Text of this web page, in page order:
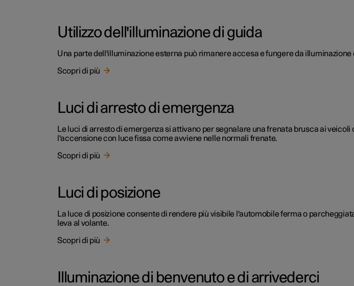
Utilizzo dell'illuminazione di guida
Una parte dell'illuminazione esterna può rimanere accesa e fungere da
Scopri di più
Luci di arresto di emergenza
Le luci di arresto di emergenza si attivano per segnalare una frenata brusca ai
l'accensione con luce fissa come avviene nelle normali frenate.
Scopri di più
Luci di posizione
La luce di posizione consente di rendere più visibile l'automobile ferma o
leva al volante.
Scopri di più
Illuminazione di benvenuto e di arrivederci